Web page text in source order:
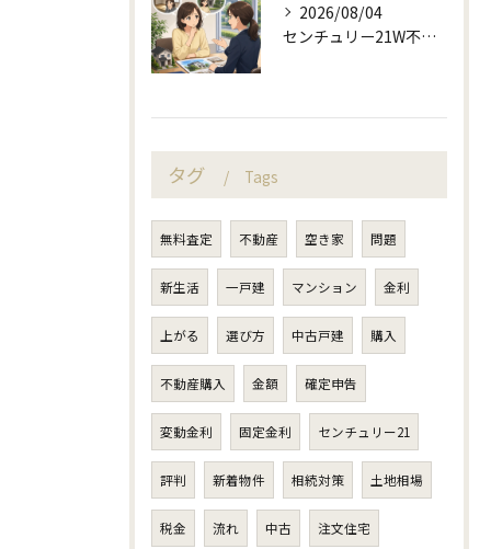
2026/08/04
センチュリー21W不動産販売と不動産売却の査定失敗例
タグ Tags
無料査定 不動産 空き家 問題
新生活 一戸建 マンション 金利
上がる 選び方 中古戸建 購入
不動産購入 金額 確定申告
変動金利 固定金利 センチュリー21
評判 新着物件 相続対策 土地相場
税金 流れ 中古 注文住宅